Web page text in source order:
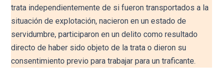
trata independientemente de si fueron transportados a la
situación de explotación, nacieron en un estado de
servidumbre, participaron en un delito como resultado
directo de haber sido objeto de la trata o dieron su
consentimiento previo para trabajar para un traficante.